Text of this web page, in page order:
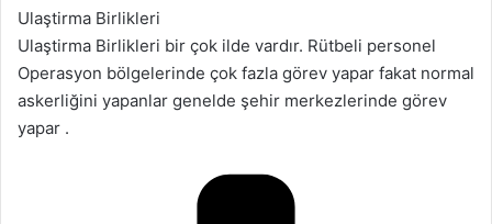
Ulaştirma Birlikleri
Ulaştirma Birlikleri bir çok ilde vardır. Rütbeli personel
Operasyon bölgelerinde çok fazla görev yapar fakat normal
askerliğini yapanlar genelde şehir merkezlerinde görev
yapar .